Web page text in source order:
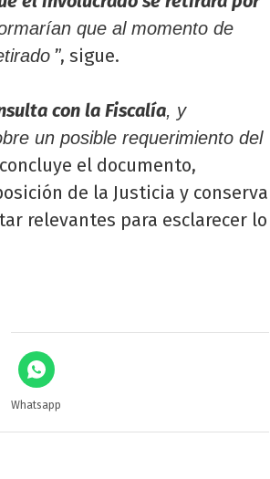
que al momento de
”, sigue.
con la Fiscalía, y
un posible requerimiento del
concluye el documento,
de la Justicia y conserva
relevantes para esclarecer lo
Whatsapp